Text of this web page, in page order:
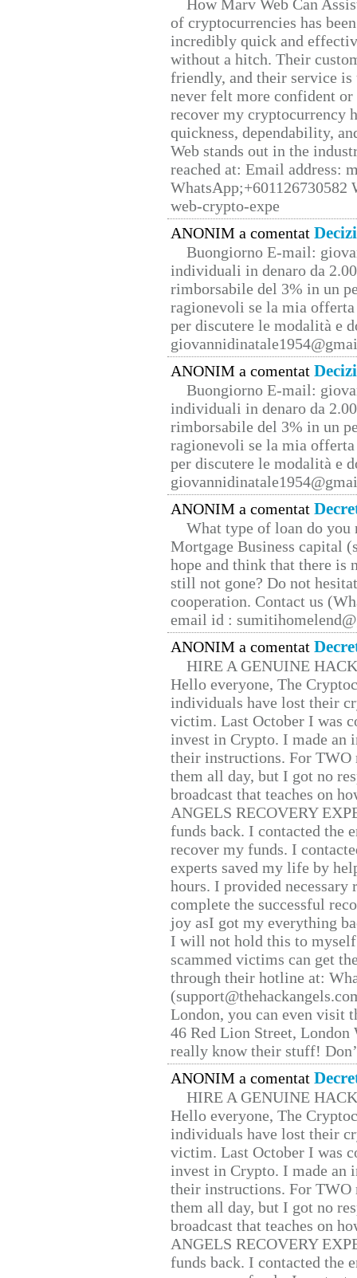
How Marv Web Can
of cryptocurrencies has
incredibly quick and
without a hitch. Their
friendly, and their service
never felt more confident
recover my cryptocurrency
quickness, dependability,
Web stands out in the
reached at: Email address:
web-crypto-expe
ANONIM a comentat
Buongiorno E-mail:
individuali in denaro da
rimborsabile del 3% in un
ragionevoli se la mia
per discutere le modalità e
ANONIM a comentat
Buongiorno E-mail:
individuali in denaro da
rimborsabile del 3% in un
ragionevoli se la mia
per discutere le modalità e
ANONIM a comentat
What type of loan do you
Mortgage Business capital
hope and think that there is
still not gone? Do not
cooperation. Contact us
email id :
ANONIM a comentat
HIRE A GENUINE
Hello everyone, The
individuals have lost their
victim. Last October I was
invest in Crypto. I made
their instructions. For TWO
them all day, but I got no
broadcast that teaches on
ANGELS RECOVERY
funds back. I contacted the
recover my funds. I
experts saved my life by
hours. I provided
complete the successful
joy asI got my everything
I will not hold this to
scammed victims can get
through their hotline at:
London, you can even visit
46 Red Lion Street, London
really know their stuff!
ANONIM a comentat
HIRE A GENUINE
Hello everyone, The
individuals have lost their
victim. Last October I was
invest in Crypto. I made
their instructions. For TWO
them all day, but I got no
broadcast that teaches on
ANGELS RECOVERY
funds back. I contacted the